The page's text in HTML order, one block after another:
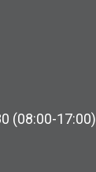
(08:00-17:00)